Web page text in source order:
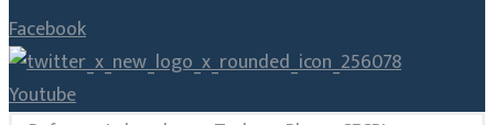
Facebook
Youtube